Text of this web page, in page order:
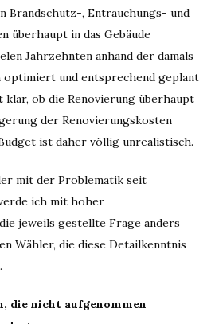
Brandschutz-, Entrauchungs- und
überhaupt in das Gebäude
Jahrzehnten anhand der damals
optimiert und entsprechend geplant
klar, ob die Renovierung überhaupt
der Renovierungskosten
ist daher völlig unrealistisch.
mit der Problematik seit
ich mit hoher
jeweils gestellte Frage anders
Wähler, die diese Detailkenntnis
die nicht aufgenommen